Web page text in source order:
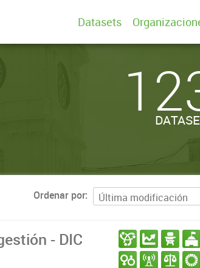
Datasets
Ordenar por
- DIC